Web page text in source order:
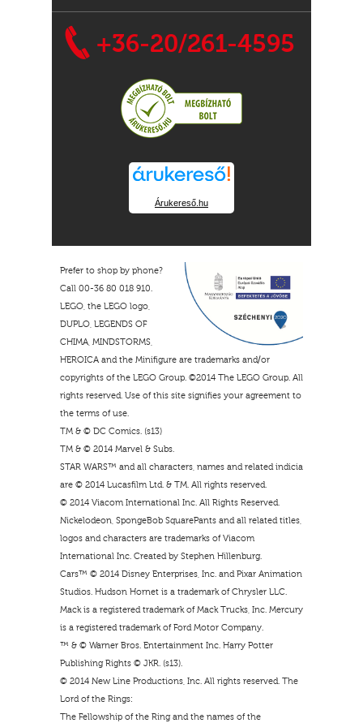
+36-20/261-4595
Árukereső.hu
Prefer to shop by phone?
Call 00-36 80 018 910.
LEGO, the LEGO logo,
DUPLO, LEGENDS OF
CHIMA, MINDSTORMS,
HEROICA and the Minifigure are trademarks and/or
copyrights of the LEGO Group. ©2014 The LEGO Group. All
rights reserved. Use of this site signifies your agreement to
the terms of use.
TM & © DC Comics. (s13)
TM & © 2014 Marvel & Subs.
STAR WARS™ and all characters, names and related indicia
are © 2014 Lucasfilm Ltd. & TM. All rights reserved.
© 2014 Viacom International Inc. All Rights Reserved.
Nickelodeon, SpongeBob SquarePants and all related titles,
logos and characters are trademarks of Viacom
International Inc. Created by Stephen Hillenburg.
Cars™ © 2014 Disney Enterprises, Inc. and Pixar Animation
Studios. Hudson Hornet is a trademark of Chrysler LLC.
Mack is a registered trademark of Mack Trucks, Inc. Mercury
is a registered trademark of Ford Motor Company.
™ & © Warner Bros. Entertainment Inc. Harry Potter
Publishing Rights © JKR. (s13).
© 2014 New Line Productions, Inc. All rights reserved. The
Lord of the Rings:
The Fellowship of the Ring and the names of the